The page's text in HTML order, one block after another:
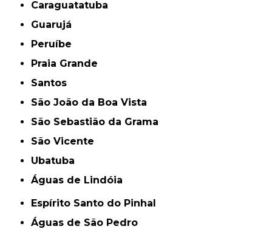
Caraguatatuba
Guarujá
Peruíbe
Praia Grande
Santos
São João da Boa Vista
São Sebastião da Grama
São Vicente
Ubatuba
Águas de Lindóia
Espírito Santo do Pinhal
Águas de São Pedro